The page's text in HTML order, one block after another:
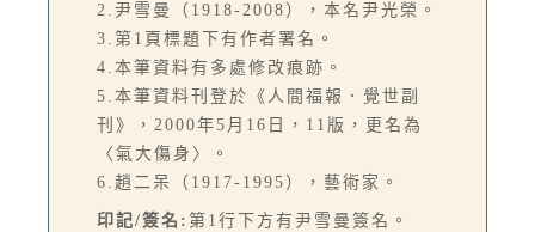
2.尹雪曼（1918-2008），本名尹光榮。
3.第1頁標題下有作者署名。
4.本筆資料有多處修改痕跡。
5.本筆資料刊登於《人間福報．覺世副
刊》，2000年5月16日，11版，更名為
〈氣大傷身〉。
6.趙二呆（1917-1995），藝術家。
印記/簽名: 第1行下方有尹雪曼簽名。